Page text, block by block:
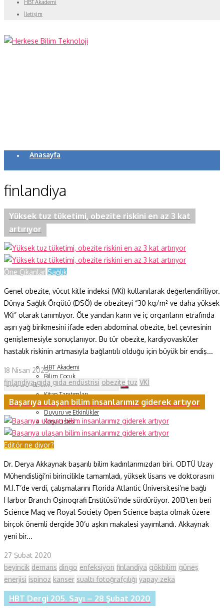
HBT Akademi
İletişim
Anasayfa
Yazarlar
Makaleler
Dergi Sayıları
Sağlık
Fizik ve Uzay
Gezegenimiz
Teknoyaşam
Fazlası
HBT Akademi
Bilim Çocuk
Soru ve Yanıt
Kitap Tanıtımları
Tartışma
Duyuru ve Etkinlikler
Konu Listesi
finlandiya
Yüksek tuz tüketimi, obezite riskini en az 3 kat
artırıyor
Öne Çıkanlar Sağlık
Genel obezite, vücut kitle indeksi (VKİ) kullanılarak değerlendiriliyor.
Dünya Sağlık Örgütü (DSÖ) de obeziteyi “30 kg/m² ve daha yüksek
VKİ” olarak tanımlıyor. Öte yandan karın ve iç organların etrafında
aşırı yağ birikmesini ifade eden abdominal obezite, bel çevresinin
genişlemesiyle sonuçlanıyor. Bu tür obezite, kardiyovasküler
hastalık riskinin artmasıyla bağlantılı olduğu için büyük bir endiş...
18 Nisan 2025
finlandiya gıda gıda endüstrisi obezite tuz VKİ
Başarıya ulaşan bilim insanlarımız giderek artıyor
Editör ne diyor?
Dr. Derya Akkaynak başarılı bilim kadınlarımızdan biri. ODTÜ Uzay
Mühendisliği’ni birincilikle tamamladı, yüksek lisans ve doktorasını
M.I.T’de verdi, çalışmalarını Florida Atlantic Üniversitesi’ne bağlı
Harbor Branch Oşinografi Enstitüsü’nde sürdürüyor. 2013’ten beri
Science Mag ve Royal Society Open Science başta olmak üzere
birçok önemli dergide 30’u aşkın makalesi yayımlandı. Akkaynak
yeni bir...
27 Şubat 2020
beyincik demans dingo enfeksiyon finlandiya gökbilim güneş
enerjisi ispinoz kanser sualtı fotoğrafçılığı yapay zeka
HBT Dergi 205. Sayı – 28 Şubat 2020